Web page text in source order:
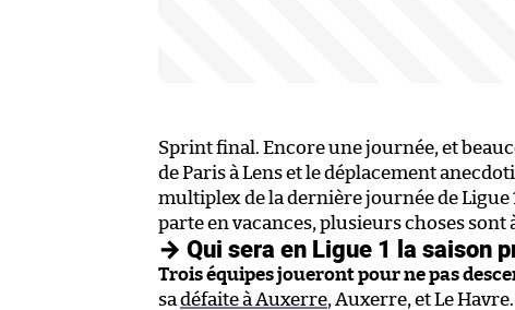
Sprint final. Encore une journée, et
de Paris à Lens et le déplacement
multiplex de la dernière journée de Ligue
parte en vacances, plusieurs choses
→ Qui sera en Ligue 1 la saison
Trois équipes joueront pour ne pas
sa défaite à Auxerre, Auxerre, et Le